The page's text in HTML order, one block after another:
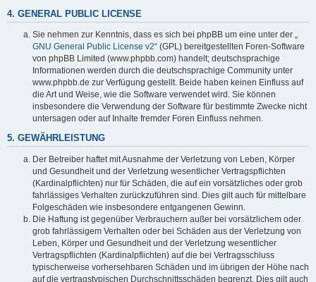
4. GENERAL PUBLIC LICENSE
Sie nehmen zur Kenntnis, dass es sich bei phpBB um eine unter der „
GNU General Public License v2“ (GPL) bereitgestellten Foren-Software
von phpBB Limited (www.phpbb.com) handelt; deutschsprachige
Informationen werden durch die deutschsprachige Community unter
www.phpbb.de zur Verfügung gestellt. Beide haben keinen Einfluss auf
die Art und Weise, wie die Software verwendet wird. Sie können
insbesondere die Verwendung der Software für bestimmte Zwecke nicht
untersagen oder auf Inhalte fremder Foren Einfluss nehmen.
5. GEWÄHRLEISTUNG
Der Betreiber haftet mit Ausnahme der Verletzung von Leben, Körper
und Gesundheit und der Verletzung wesentlicher Vertragspflichten
(Kardinalpflichten) nur für Schäden, die auf ein vorsätzliches oder grob
fahrlässiges Verhalten zurückzuführen sind. Dies gilt auch für mittelbare
Folgeschäden wie insbesondere entgangenen Gewinn.
Die Haftung ist gegenüber Verbrauchern außer bei vorsätzlichem oder
grob fahrlässigem Verhalten oder bei Schäden aus der Verletzung von
Leben, Körper und Gesundheit und der Verletzung wesentlicher
Vertragspflichten (Kardinalpflichten) auf die bei Vertragsschluss
typischerweise vorhersehbaren Schäden und im übrigen der Höhe nach
auf die vertragstypischen Durchschnittsschäden begrenzt. Dies gilt auch